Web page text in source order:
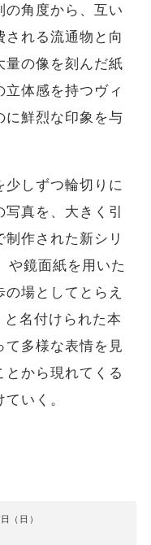
の角度から、互い
れる流通物と向
量の像を刻んだ紙
体感を持つヴィ
に鮮烈な印象を与
少しずつ輪切りに
真を、大きく引
作された新シリ
や鏡面紙を用いた
場としてとらえ
と名付けられた本
て多様な表情を見
から現れてくる
いく。
（日）